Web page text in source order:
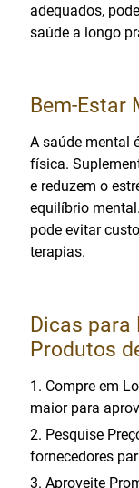
adequados,
saúde a longo
Bem-Estar
A saúde mental
física.
e reduzem o
equilíbrio
pode evitar
terapias.
Dicas para
Produtos
Compre em
maior para
Pesquise
fornecedores
Aproveite